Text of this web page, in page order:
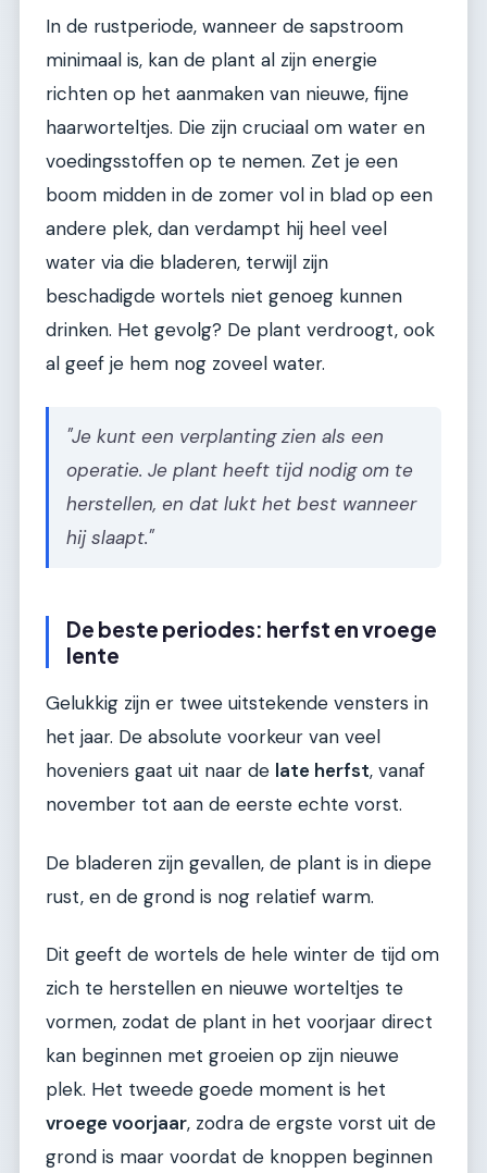
In de rustperiode, wanneer de sapstroom
minimaal is, kan de plant al zijn energie
richten op het aanmaken van nieuwe, fijne
haarworteltjes. Die zijn cruciaal om water en
voedingsstoffen op te nemen. Zet je een
boom midden in de zomer vol in blad op een
andere plek, dan verdampt hij heel veel
water via die bladeren, terwijl zijn
beschadigde wortels niet genoeg kunnen
drinken. Het gevolg? De plant verdroogt, ook
al geef je hem nog zoveel water.
"Je kunt een verplanting zien als een
operatie. Je plant heeft tijd nodig om te
herstellen, en dat lukt het best wanneer
hij slaapt."
De beste periodes: herfst en vroege
lente
Gelukkig zijn er twee uitstekende vensters in
het jaar. De absolute voorkeur van veel
hoveniers gaat uit naar de late herfst, vanaf
november tot aan de eerste echte vorst.
De bladeren zijn gevallen, de plant is in diepe
rust, en de grond is nog relatief warm.
Dit geeft de wortels de hele winter de tijd om
zich te herstellen en nieuwe worteltjes te
vormen, zodat de plant in het voorjaar direct
kan beginnen met groeien op zijn nieuwe
plek. Het tweede goede moment is het
vroege voorjaar, zodra de ergste vorst uit de
grond is maar voordat de knoppen beginnen